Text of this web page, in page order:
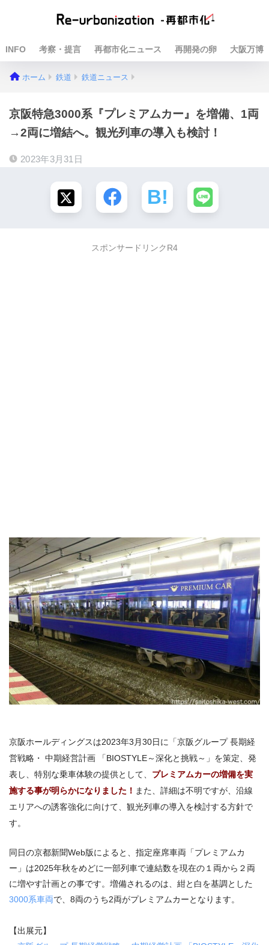
INFO 考察・提言 再都市化ニュース 再開発の卵 大阪万博
ホーム 鉄道 鉄道ニュース
京阪特急3000系『プレミアムカー』を増備、1両
→2両に増結へ。観光列車の導入も検討！
2023年3月31日
スポンサードリンクR4
京阪ホールディングスは2023年3月30日に「京阪グループ 長期経
営戦略・ 中期経営計画 「BIOSTYLE～深化と挑戦～」を策定、発
表し、特別な乗車体験の提供として、 プレミアムカーの増備を実
施する事が明らかになりました！ また、詳細は不明ですが、沿線
エリアへの誘客強化に向けて、観光列車の導入を検討する方針で
す。
同日の京都新聞Web版によると、指定座席車両「プレミアムカ
ー」は2025年秋をめどに一部列車で連結数を現在の１両から２両
に増やす計画との事です。増備されるのは、紺と白を基調とした
3000系車両で、8両のうち2両がプレミアムカーとなります。
【出展元】